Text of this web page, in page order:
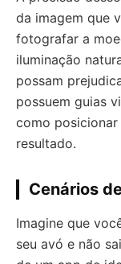
da imagem que
fotografar a
iluminação
possam
possuem guias
como
resultado.
Cenários
Imagine que
seu avó e não